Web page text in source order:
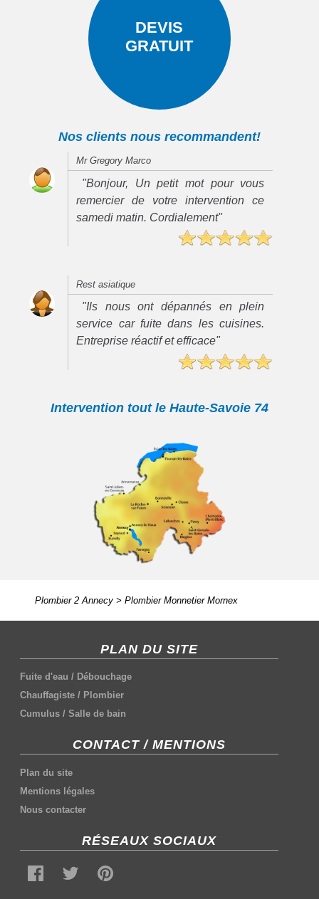
DEVIS
GRATUIT
Nos clients nous recommandent!
Mr Gregory Marco
"Bonjour, Un petit mot pour vous
remercier de votre intervention ce
samedi matin. Cordialement"
Rest asiatique
"Ils nous ont dépannés en plein
service car fuite dans les cuisines.
Entreprise réactif et efficace"
Intervention tout le Haute-Savoie 74
Plombier 2 Annecy> Plombier Monnetier Mornex
PLAN DU SITE
Fuite d'eau / Débouchage
Chauffagiste / Plombier
Cumulus /Salle de bain
CONTACT / MENTIONS
Plan du site
Mentions légales
Nous contacter
RÉSEAUX SOCIAUX